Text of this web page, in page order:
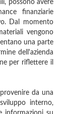
possono avere
finanziarie
Dal momento
vengono
una parte
dell'azienda
per riflettere il
da una
interno,